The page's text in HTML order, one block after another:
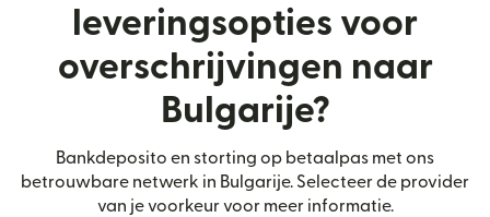
leveringsopties voor
overschrijvingen naar
Bulgarije?
Bankdeposito en storting op betaalpas met ons
betrouwbare netwerk in Bulgarije. Selecteer de provider
van je voorkeur voor meer informatie.